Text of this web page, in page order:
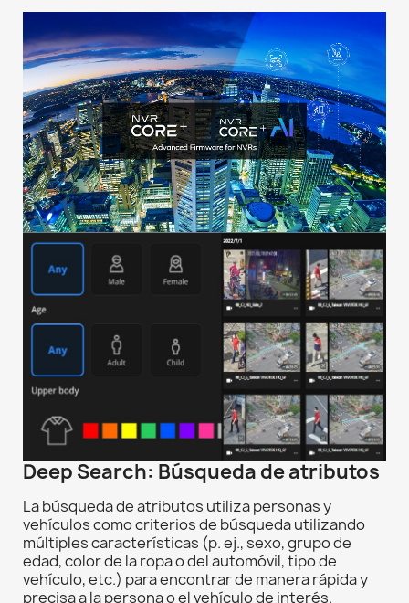
Deep Search: Búsqueda de atributos
La búsqueda de atributos utiliza personas y
vehículos como criterios de búsqueda utilizando
múltiples características (p. ej., sexo, grupo de
edad, color de la ropa o del automóvil, tipo de
vehículo, etc.) para encontrar de manera rápida y
precisa a la persona o el vehículo de interés.